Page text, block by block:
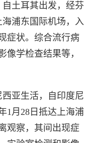
土耳其出发，经芬
海浦东国际机场，入
症状。综合流行病
像学检查结果等，
亚生活，自印度尼
1月28日抵达上海浦
观察，其间出现症